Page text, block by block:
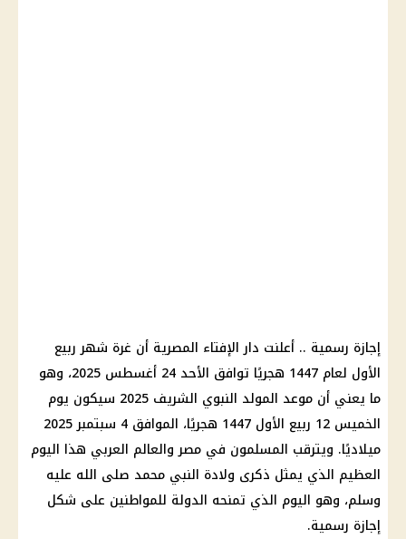
إجازة رسمية .. أعلنت دار الإفتاء المصرية أن غرة شهر ربيع
الأول لعام 1447 هجريًا توافق الأحد 24 أغسطس 2025، وهو
ما يعني أن موعد المولد النبوي الشريف 2025 سيكون يوم
الخميس 12 ربيع الأول 1447 هجريًا، الموافق 4 سبتمبر 2025
ميلاديًا. ويترقب المسلمون في مصر والعالم العربي هذا اليوم
العظيم الذي يمثل ذكرى ولادة النبي محمد صلى الله عليه
وسلم، وهو اليوم الذي تمنحه الدولة للمواطنين على شكل
إجازة رسمية.